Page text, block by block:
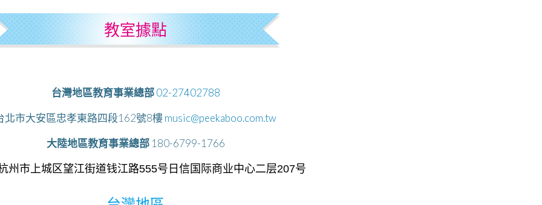
教室據點
台灣地區教育事業總部02-27402788
北市大安區忠孝東路四段162號8樓music@peekaboo.com.tw
大陸地區教育事業總部180-6799-1766
州市上城区望江街道钱江路555号日信国际商业中心二层207号